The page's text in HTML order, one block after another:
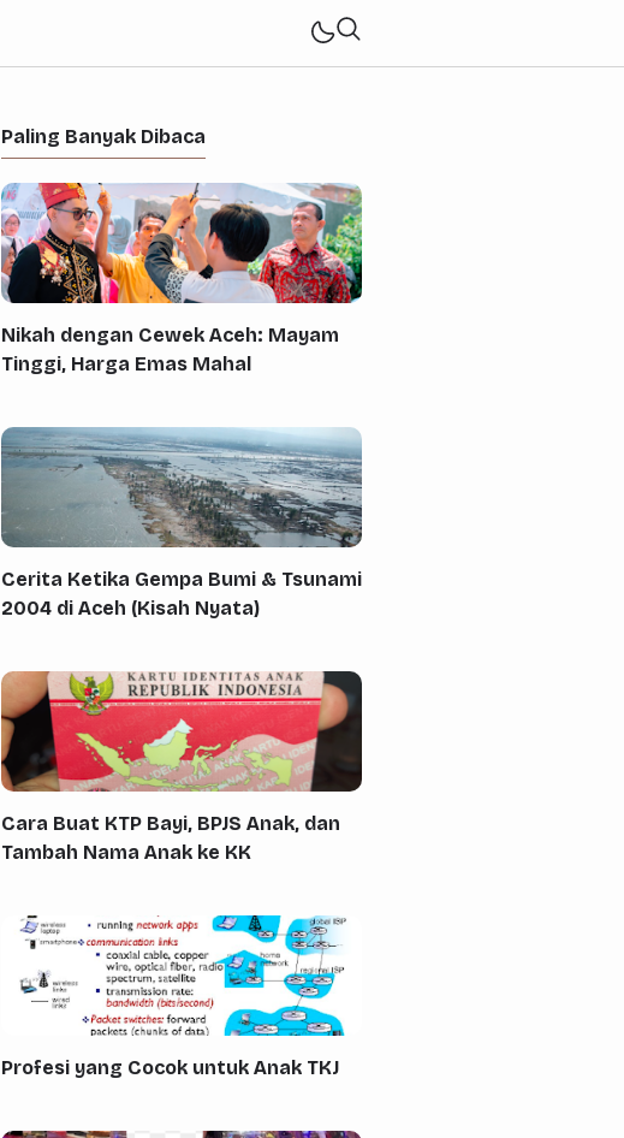
Paling Banyak Dibaca
Nikah dengan Cewek Aceh: Mayam
Tinggi, Harga Emas Mahal
Cerita Ketika Gempa Bumi & Tsunami
2004 di Aceh (Kisah Nyata)
Cara Buat KTP Bayi, BPJS Anak, dan
Tambah Nama Anak ke KK
Profesi yang Cocok untuk Anak TKJ